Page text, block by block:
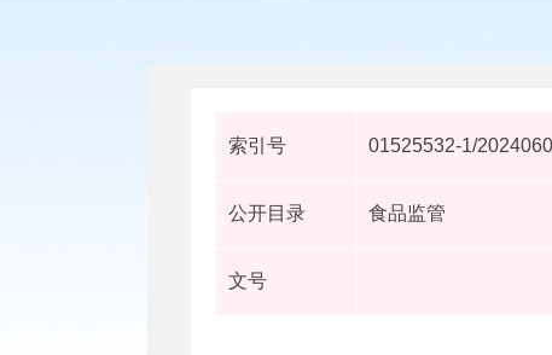
索引号 01525532-1/
公开目录 食品监管
文号